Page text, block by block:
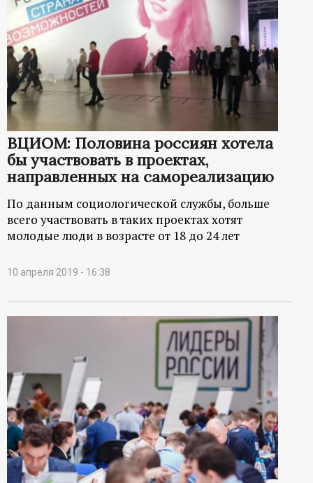
й
п
о
р
т
а
л
ВЦИОМ: Половина россиян хотела
бы участвовать в проектах,
направленных на самореализацию
По данным социологической службы, больше
всего участвовать в таких проектах хотят
молодые люди в возрасте от 18 до 24 лет
10 апреля 2019 - 16:38